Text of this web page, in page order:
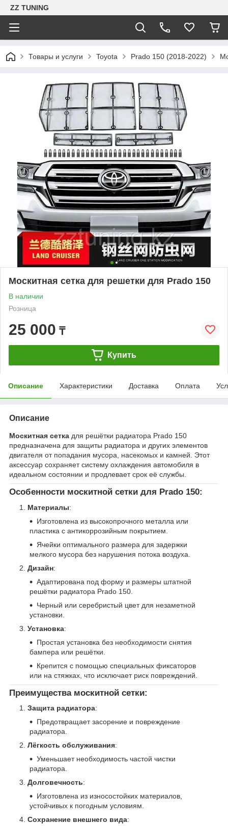
ZZ TUNING
Товары и услуги Toyota Prado 150 (2018-2022)
Москитная сетка для решетки для Prado 150
В наличии
Розница
25 000 ₸
Купить
Описание Характеристики Доставка Оплата
Описание
Москитная сетка для решётки радиатора Prado 150
предназначена для защиты радиатора и других элементов
двигателя от попадания мусора, насекомых и камней. Этот
аксессуар сохраняет систему охлаждения автомобиля в
идеальном состоянии и продлевает срок её службы.
Особенности москитной сетки для Prado 150:
Материалы:
Изготовлена из высокопрочного металла или
пластика с антикоррозийным покрытием.
Ячейки оптимального размера для задержки
мелкого мусора без нарушения потока воздуха.
Дизайн:
Адаптирована под форму и размеры штатной
решётки радиатора Prado 150.
Черный или серебристый цвет для незаметной
установки.
Установка:
Простая установка без необходимости снятия
бампера или решётки.
Крепится с помощью специальных фиксаторов
или на стяжках, что исключает риск повреждений.
Преимущества москитной сетки:
Защита радиатора:
Предотвращает засорение и повреждение
радиатора.
Лёгкость обслуживания:
Уменьшает необходимость частой чистки
радиатора.
Долговечность:
Изготовлена из износостойких материалов,
устойчивых к погодным условиям.
Сохранение внешнего вида: